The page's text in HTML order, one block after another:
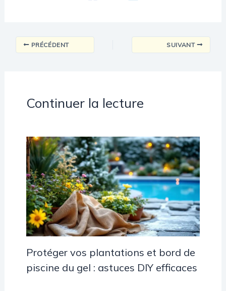
PRÉCÉDENT SUIVANT
Continuer la lecture
Protéger vos plantations et bord de
piscine du gel : astuces DIY efficaces